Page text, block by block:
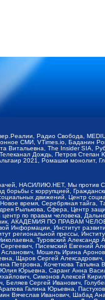
Радио Свобода,
СМИ, VTimes.io, Баданин
The Insider SIA,
Дождь, Петров
2021, Ромашки монолит,
НАСИЛИЮ.НЕТ, Мы
борьбы с коррупцией,
движений, Центр
время, Серебряная тайга,
Рылькова, Сфера, Центр
по правам человека,
АКАДЕМИЯ ПО ПРАВАМ
Информации, Институт
региональной прессы,
Туровский Александр
Писемский Евгений
Мошель Ирина
Щаров Сергей
Петровна, Кочеткова Татьяна
Юрьевна, Саранг Анна
Симонов Алексей
Сергей Иванович,
Галина Юрьевна,
Вячеслав Иванович, Шабад